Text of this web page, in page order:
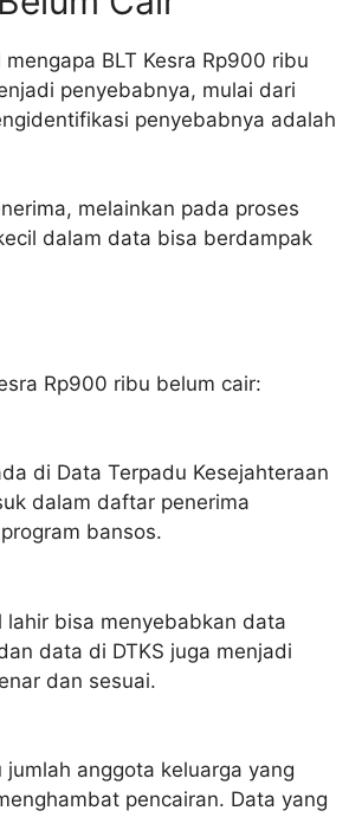
BLT Kesra Rp900 ribu
penyebabnya, mulai dari
penyebabnya adalah
melainkan pada proses
dalam data bisa berdampak
Rp900 ribu belum cair:
di Data Terpadu Kesejahteraan
dalam daftar penerima
bansos.
lahir bisa menyebabkan data
data di DTKS juga menjadi
dan sesuai.
anggota keluarga yang
pencairan. Data yang